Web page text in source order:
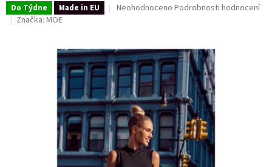
Do Týdne Made in EU
Průměrné
0,0
z
5
hvězdiček.
Neohodnoceno Podrobnosti hodnocení
Značka: MOE